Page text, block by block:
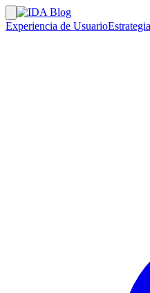
Experiencia de Usuario